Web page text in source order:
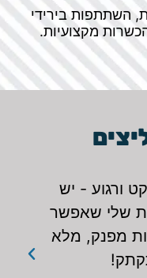
השתתפות בירידי
מקצועיות.
ורגוע - יש
שלי שאפשר
מפנק, מלא